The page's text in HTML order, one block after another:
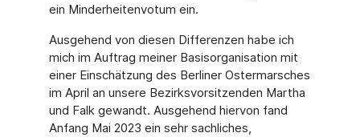
ein Minderheitenvotum ein.
Ausgehend von diesen Differenzen habe ich
mich im Auftrag meiner Basisorganisation mit
einer Einschätzung des Berliner Ostermarsches
im April an unsere Bezirksvorsitzenden Martha
und Falk gewandt. Ausgehend hiervon fand
Anfang Mai 2023 ein sehr sachliches,